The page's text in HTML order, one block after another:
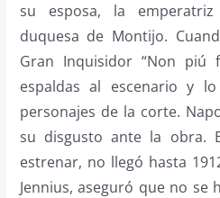
su esposa, la emperatriz
duquesa de Montijo.
Gran Inquisidor “Non piú
espaldas al escenario y
personajes de la corte.
su disgusto ante la obra.
estrenar, no llegó hasta
Jennius, aseguró que no